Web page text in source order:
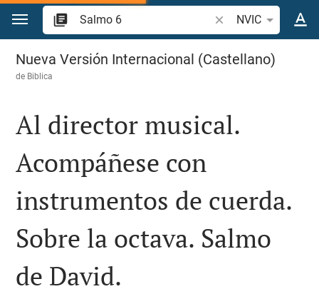
Ir a un contenido
Buscar versículo
NVIC
Salmo 6
Nueva Versión Internacional (Castellano)
de Biblica
Al director musical.
Acompáñese con
instrumentos de cuerda.
Sobre la octava. Salmo
de David.